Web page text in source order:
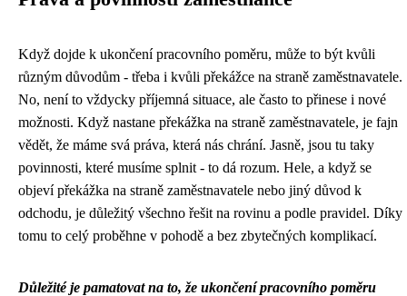
Když dojde k ukončení pracovního poměru, může to být kvůli
různým důvodům - třeba i kvůli překážce na straně zaměstnavatele.
No, není to vždycky příjemná situace, ale často to přinese i nové
možnosti. Když nastane překážka na straně zaměstnavatele, je fajn
vědět, že máme svá práva, která nás chrání. Jasně, jsou tu taky
povinnosti, které musíme splnit - to dá rozum. Hele, a když se
objeví překážka na straně zaměstnavatele nebo jiný důvod k
odchodu, je důležitý všechno řešit na rovinu a podle pravidel. Díky
tomu to celý proběhne v pohodě a bez zbytečných komplikací.
Důležité je pamatovat na to, že ukončení pracovního poměru